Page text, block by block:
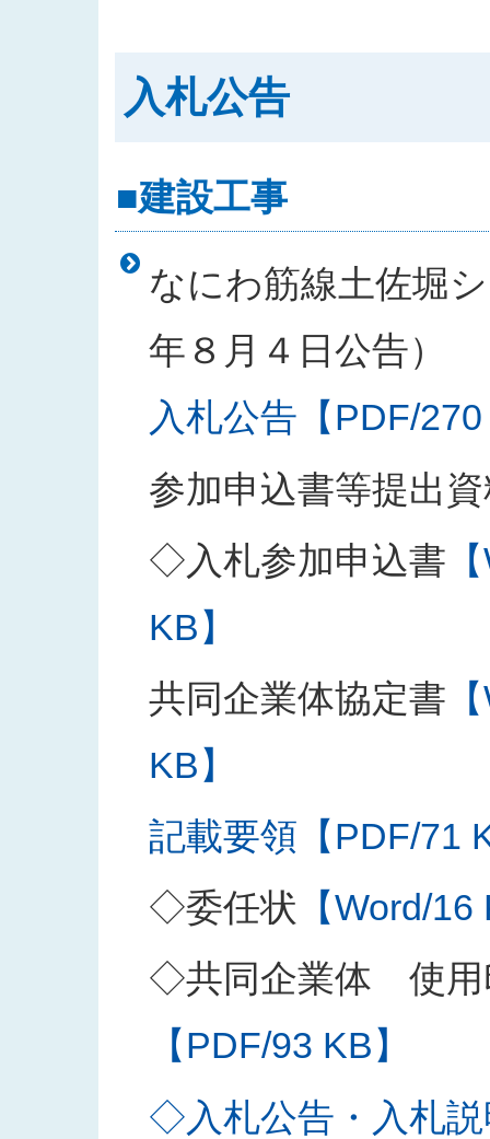
入札公告
■建設工事
なにわ筋線土佐堀
年８月４日公告）
入札公告【PDF/
参加申込書等提出
◇入札参加申込書
KB】
共同企業体協定書
KB】
記載要領【PDF/71
◇委任状 【Word/
◇共同企業体 使用
【PDF/93 KB】
◇入札公告・入札